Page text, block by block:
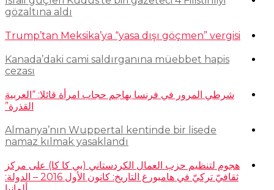
gözaltına aldı
Trump’tan Meksika’ya “yasa dışı göçmen” vergisi
Kanada’daki cami saldırganına müebbet hapis
cezası
شرطي المرور في فرنسا يهاجم حجاب امرأة قائلا: “العربية
القذرة”
Almanya’nın Wuppertal kentinde bir lisede
namaz kılmak yasaklandı
هجوم لتنظيم حزب العمال الكردستاني (بي كا كا) على مركز
ثقافيّ تركيّ في هامبورغ التاريخ: كانون الأول 2016 – الدولة: